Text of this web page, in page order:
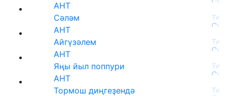
АНТ
Сәләм
АНТ
Айгүзәлем
АНТ
Яңы йыл поппури
АНТ
Тормош диңгеҙендә